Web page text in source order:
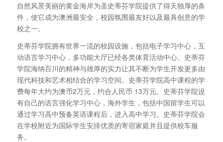
自然风景美丽的黄金海岸为圣史蒂芬学院提供了得天独厚的条
件，使它成为澳洲最安全，校园氛围最友好以及最具创意的学
校之一。
史蒂芬学院拥有世界一流的校园设施，包括电子学习中心，互
动语言学习中心，多功能大厅已经各类体育活动中心。史蒂芬
学院海纳百川的精神与雄厚的实力让其不断为学生开发更多由
现代科技和艺术相结合的学习空间。史蒂芬学院高中课程的学
费每年大约为澳币2万元，约合人民币 13万元。史蒂芬学院设
有自己的语言强化学习中心，海外学生，包括中国留学生可以
通过学习高中预备英语课程后，进入高中学习。史蒂芬学院会
在学校附近为国际学生安排优质的寄宿家庭并且提供校车服
务。